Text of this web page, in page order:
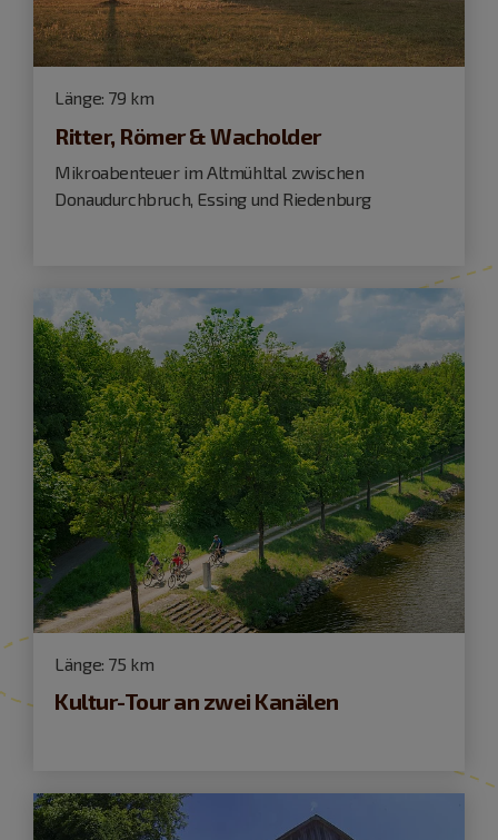
Länge: 79 km
Ritter, Römer & Wacholder
Mikroabenteuer im Altmühltal zwischen
Donaudurchbruch, Essing und Riedenburg
Länge: 75 km
Kultur-Tour an zwei Kanälen